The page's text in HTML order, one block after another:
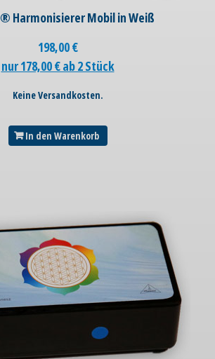
Harmonisierer Mobil in Weiß
198,00€
nur 178,00 € ab 2 Stück
Keine Versandkosten.
In den Warenkorb